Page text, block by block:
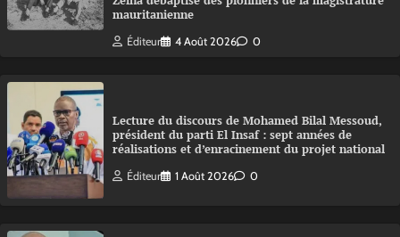
mauritanienne
Éditeur 4 Août 2026 0
Lecture du discours de Mohamed Bilal Messoud,
président du parti El Insaf : sept années de
réalisations et d’enracinement du projet national
Éditeur 1 Août 2026 0